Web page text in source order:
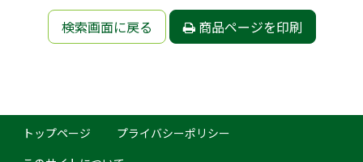
検索画面に戻る 商品ページを印刷
トップページ
プライバシーポリシー